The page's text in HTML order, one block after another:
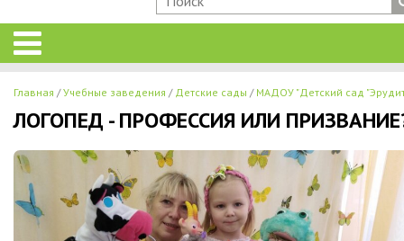
Главная Учебные заведения Детские сады МАДОУ "Детский сад
ЛОГОПЕД - ПРОФЕССИЯ ИЛИ